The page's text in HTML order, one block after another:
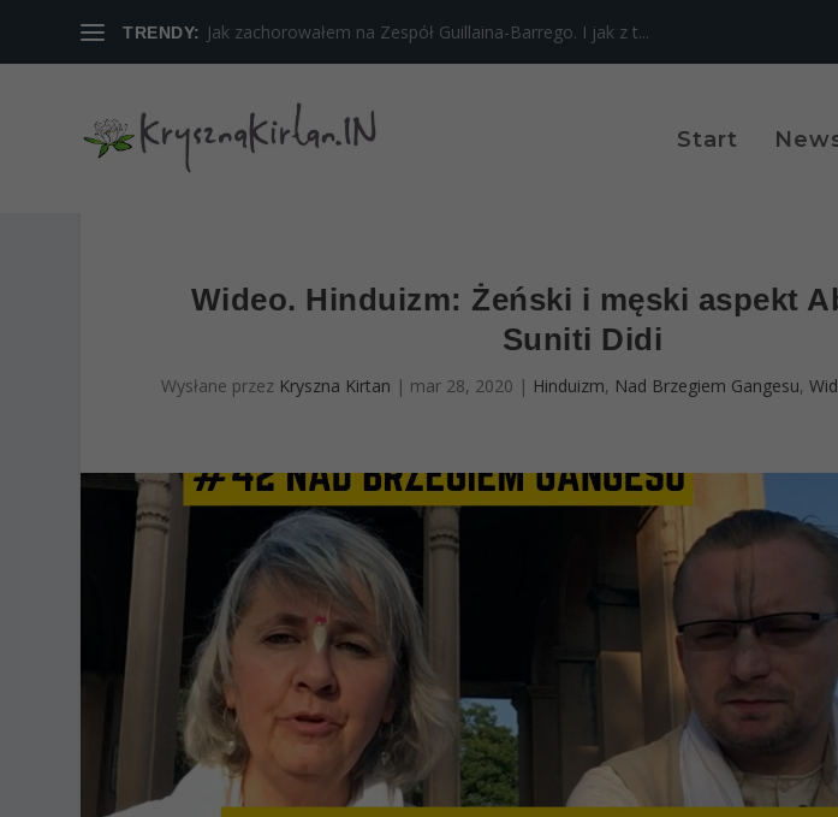
TRENDY: Jak zachorowałem na Zespół Guillaina-Barrego. I jak z t...
Start
Wideo. Hinduizm: Żeński i męski aspekt
Suniti Didi
Wysłane przez Kryszna Kirtan | mar 28, 2020 | Hinduizm, Nad Brzegiem Gangesu,